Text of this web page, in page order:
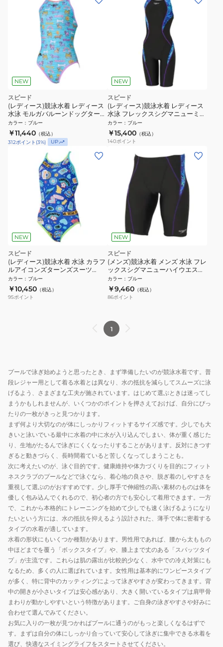
NEW
スピード
(レディース)競泳水着 レディース
水泳 モルガバルーンドッグターン
ズクロッシェスーツ
STW02651MU SB
カラー ： ブルー
￥11,440 （税込）
312ポイント (3%) UP
NEW
スピード
(レディース)競泳水着 レディース
水泳 フレックスシグマニューミニ
オープンバックニースキン WA承
認 SCW12652F BL
カラー ： ブルー
￥15,400 （税込）
140ポイント
NEW
スピード
(レディース)競泳水着 水泳 カラフ
ルアイコンズターンズスーツ
STW02654 BL
カラー ： ブルー
￥10,450 （税込）
95ポイント
NEW
スピード
(メンズ)競泳水着 メンズ 水泳 フレ
ックスシグマニューハイウエステ
ィドジャマー WA承認モデル
SC62652F BL
カラー ： ブルー
￥9,460 （税込）
86ポイント
1
プールで泳ぎ始めようと思ったとき、まず準備したいのが競泳水着です。普
段レジャー用として着る水着とは異なり、水の抵抗を減らしてスムーズに泳
げるよう、さまざまな工夫が施されています。はじめて選ぶときは迷ってし
まうかもしれませんが、いくつかのポイントを押さえておけば、自分にぴっ
たりの一枚がきっと見つかります。
まず何より大切なのが体にしっかりフィットするサイズ感です。少しでも大
きいと泳いでいる最中に水着の中に水が入り込んでしまい、体が重く感じた
り、生地がたるんで泳ぎにくくなったりすることがあります。反対にきつす
ぎると動きづらく、長時間着ていると苦しくなってしまうことも。
次に考えたいのが、泳ぐ目的です。健康維持や体力づくりを目的にフィット
ネスクラブのプールなどで泳ぐなら、着心地の良さや、脱ぎ着のしやすさを
重視して選ぶのがおすすめです。少し厚手で伸縮性の高い素材のものは体を
優しく包み込んでくれるので、初心者の方でも安心して着用できます。一方
で、これから本格的にトレーニングを始めて少しでも速く泳げるようになり
たいという方には、水の抵抗を抑えるよう設計された、薄手で体に密着する
タイプの水着が適しています。
水着の形状にもいくつか種類があります。男性用であれば、腰から太ももの
中ほどまでを覆う「ボックスタイプ」や、膝上まで丈のある「スパッツタイ
プ」が主流です。これらは肌の露出が比較的少なく、水中での冷え対策にも
なるため、多くの人に選ばれています。女性用は基本的にワンピースタイプ
が多く、特に背中のカッティングによって泳ぎやすさが変わってきます。背
中の開きが小さいタイプは安心感があり、大きく開いているタイプは肩甲骨
まわりが動かしやすいという特徴があります。ご自身の泳ぎやすさや好みに
合わせて選んでみてください。
お気に入りの一枚が見つかればプールに通うのがもっと楽しくなるはずで
す。まずは自分の体にしっかり合っていて安心して泳ぎに集中できる水着を
選び、快適なスイミングライフをスタートさせてください。